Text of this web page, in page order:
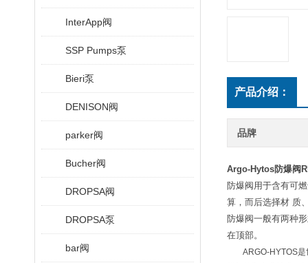
InterApp阀
SSP Pumps泵
Bieri泵
DENISON阀
parker阀
Bucher阀
DROPSA阀
DROPSA泵
bar阀
产品介绍：
品牌
Argo-Hytos防爆阀
防爆阀用于含有可
算，而后选择材 质
防爆阀一般有两种
在顶部。
ARGO-HYTOS是世